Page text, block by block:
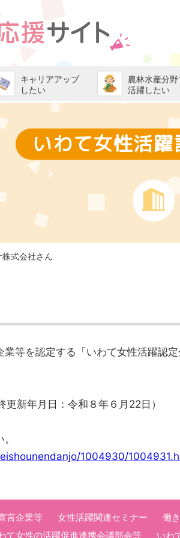
キャリアアップ
したい
農林水産分野
活躍したい
いわて女性活
式会社さん
等を認定する「いわて女性活躍認
新年月日：令和８年６月22日）
1004930/
言企業等 女性活躍関連セミナー 働
て女性の活躍促進連携会議部会等 いわ